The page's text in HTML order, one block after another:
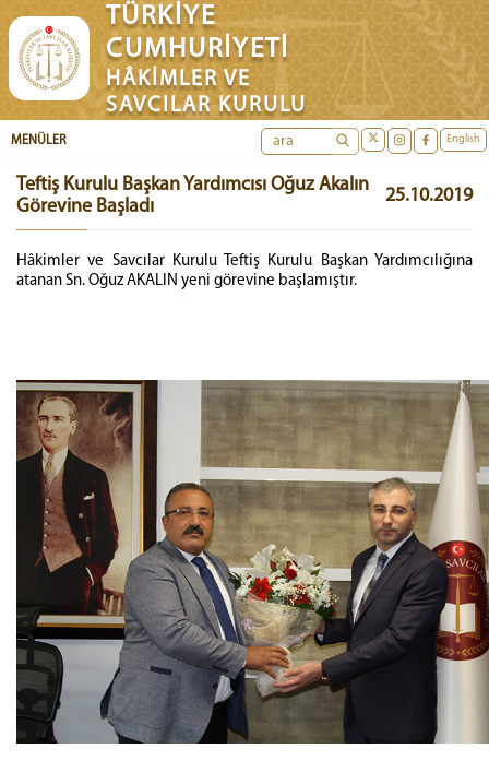
TÜRKİYE
CUMHURİYETİ
HÂKİMLER VE
SAVCILAR KURULU
English
MENÜLER
Teftiş Kurulu Başkan Yardımcısı Oğuz Akalın
Görevine Başladı
25.10.2019
Hâkimler ve Savcılar Kurulu Teftiş Kurulu Başkan Yardımcılığına
atanan Sn. Oğuz AKALIN yeni görevine başlamıştır.